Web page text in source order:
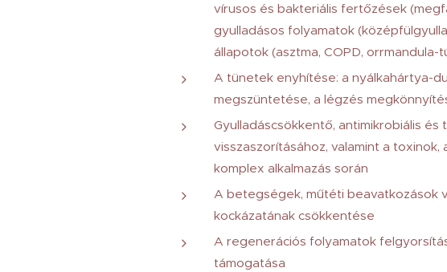
vírusos és bakteriális fertőzések
gyulladásos folyamatok
állapotok (asztma, COPD,
A tünetek enyhítése: a nyálkahártya-
megszüntetése, a légzés
Gyulladáscsökkentő, antimikrobiális
visszaszorításához, valamint a
komplex alkalmazás során
A betegségek, műtéti beavatkozások
kockázatának csökkentése
A regenerációs folyamatok
támogatása